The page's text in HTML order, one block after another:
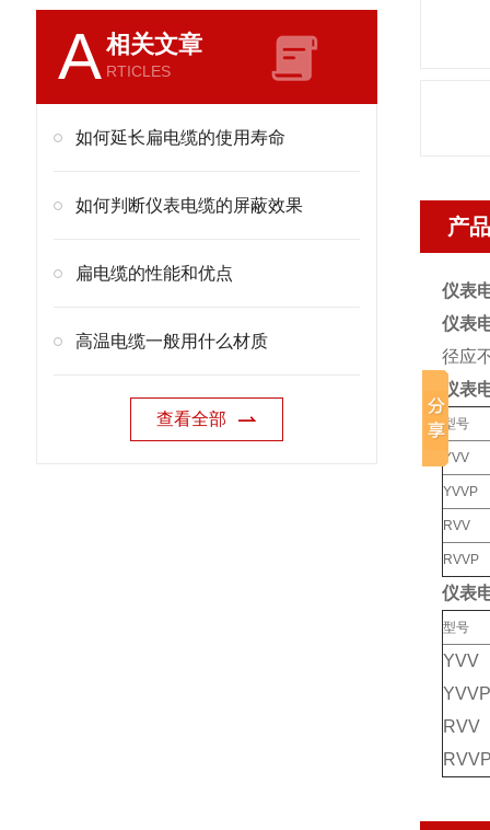
A相关文章
RTICLES
如何延长扁电缆的使用寿命
如何判断仪表电缆的屏蔽效果
扁电缆的性能和优点
高温电缆一般用什么材质
查看全部
产
仪表
仪表
径应
仪表
型号
YVV
YVVP
RVV
RVVP
仪表
型号
YVV
YVVP
RVV